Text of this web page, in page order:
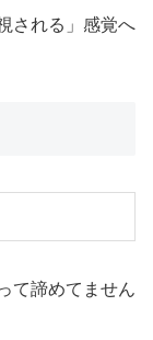
される」感覚へ
て諦めてません